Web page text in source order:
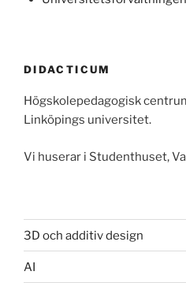
DIDACTICUM
Högskolepedagogisk
Linköpings universitet.
Vi huserar i Studenthuset,
3D och additiv design
AI